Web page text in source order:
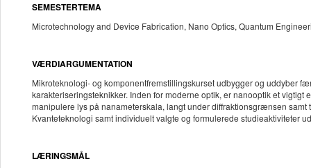
SEMESTERTEMA
Microtechnology and Device Fabrication, Nano Optics, Quantum
VÆRDIARGUMENTATION
Mikroteknologi- og komponentfremstillingskurset udbygger og uddyber
karakteriseringsteknikker. Inden for moderne optik, er nanooptik et
manipulere lys på nanameterskala, langt under diffraktionsgrænsen
Kvanteteknologi samt individuelt valgte og formulerede studieaktiviteter
LÆRINGSMÅL